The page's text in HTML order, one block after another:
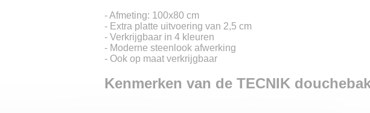
- Afmeting: 100x80 cm
- Extra platte uitvoering van 2,5 cm
- Verkrijgbaar in 4 kleuren
- Moderne steenlook afwerking
- Ook op maat verkrijgbaar
Kenmerken van de TECNIK